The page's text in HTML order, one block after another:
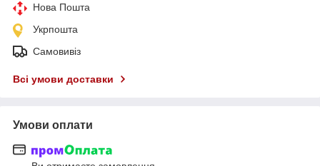
Нова Пошта
Укрпошта
Самовивіз
Всі умови доставки
Умови оплати